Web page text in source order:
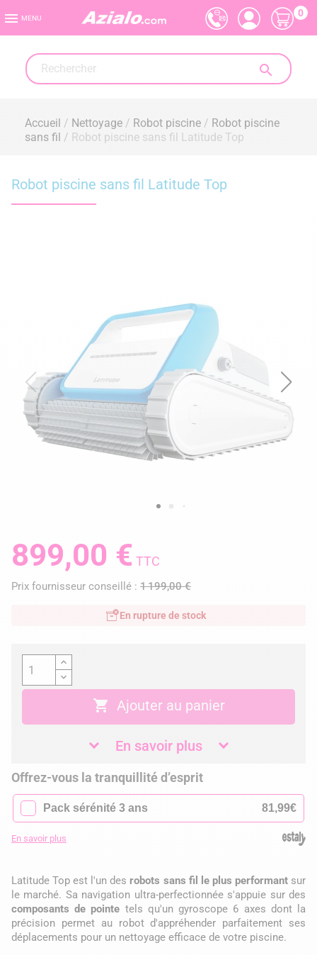
 MENU

0
Accueil Nettoyage Robot piscine
Robot piscine
sans fil
Robot piscine sans fil Latitude Top
Robot piscine sans fil Latitude Top
899,00 € TTC
Prix fournisseur conseillé : 1 199,00 €
En rupture de stock
 Ajouter au panier
En savoir plus
Offrez-vous la tranquillité d’esprit
✓ Pack sérénité 3 ans 81,99€
En savoir plus
Latitude Top est l'un des robots sans fil le plus performantsur
le marché. Sa navigation ultra-perfectionnée s'appuie sur des
composants de pointe tels qu'un gyroscope 6 axes dont la
précision permet au robot d'appréhender parfaitement ses
déplacements pour un nettoyage efficace de votre piscine.